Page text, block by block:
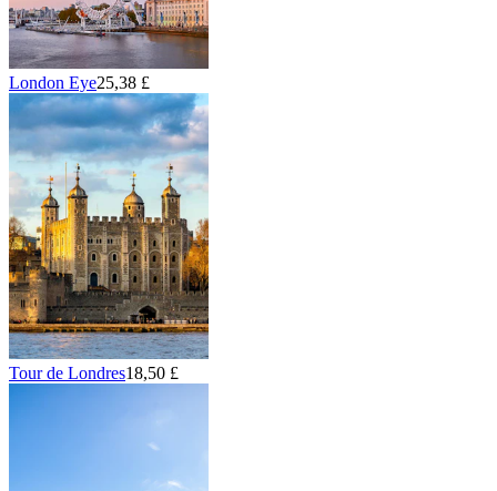
London Eye25,38 £
Tour de Londres18,50 £